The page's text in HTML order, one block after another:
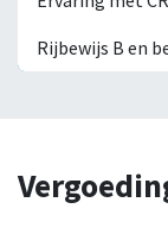
Rijbewijs B en